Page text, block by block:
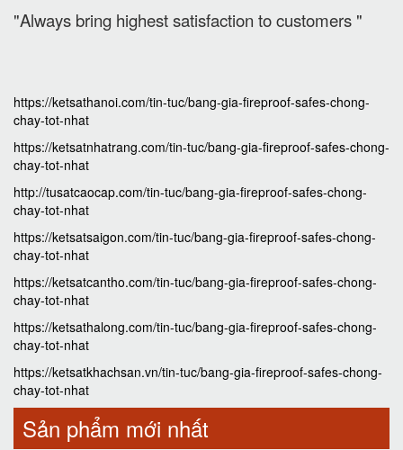
"Always bring highest satisfaction to customers "
https://ketsathanoi.com/tin-tuc/bang-gia-fireproof-safes-chong-
chay-tot-nhat
https://ketsatnhatrang.com/tin-tuc/bang-gia-fireproof-safes-chong-
chay-tot-nhat
http://tusatcaocap.com/tin-tuc/bang-gia-fireproof-safes-chong-
chay-tot-nhat
https://ketsatsaigon.com/tin-tuc/bang-gia-fireproof-safes-chong-
chay-tot-nhat
https://ketsatcantho.com/tin-tuc/bang-gia-fireproof-safes-chong-
chay-tot-nhat
https://ketsathalong.com/tin-tuc/bang-gia-fireproof-safes-chong-
chay-tot-nhat
https://ketsatkhachsan.vn/tin-tuc/bang-gia-fireproof-safes-chong-
chay-tot-nhat
Sản phẩm mới nhất